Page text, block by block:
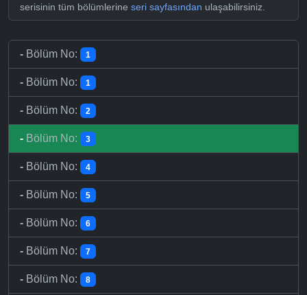
serisinin tüm bölümlerine seri sayfasından ulaşabilirsiniz.
- Bölüm No: 1
- Bölüm No: 1
- Bölüm No: 2
- Bölüm No: 3
- Bölüm No: 4
- Bölüm No: 5
- Bölüm No: 6
- Bölüm No: 7
- Bölüm No: 8